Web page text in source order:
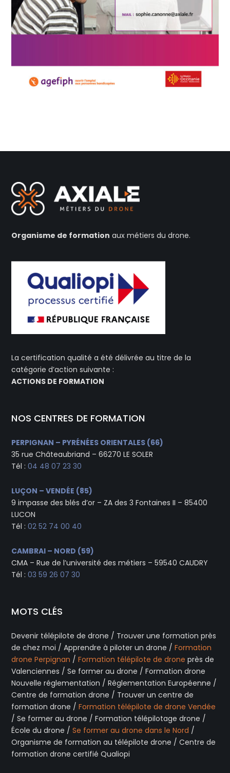
Organisme de formation aux métiers du drone.
La certification qualité a été délivrée au titre de la
catégorie d’action suivante :
ACTIONS DE FORMATION
NOS CENTRES DE FORMATION
PERPIGNAN – PYRÉNÉES ORIENTALES (66)
35 rue Châteaubriand – 66270 LE SOLER
Tél :04 48 07 23 30
LUÇON – VENDÉE (85)
9 impasse des blés d’or – ZA des 3 Fontaines II – 85400
LUCON
Tél :02 52 74 00 40
CAMBRAI – NORD (59)
CMA – Rue de l’université des métiers – 59540 CAUDRY
Tél :03 59 26 07 30
MOTS CLÉS
Devenir télépilote de drone / Trouver une formation près
de chez moi / Apprendre à piloter un drone /Formation
drone Perpignan /Formation télépilote de drone près de
Valenciennes / Se former au drone / Formation drone
Nouvelle réglementation / Réglementation Européenne /
Centre de formation drone / Trouver un centre de
formation drone /Formation télépilote de drone Vendée
/ Se former au drone / Formation télépilotage drone /
École du drone /Se former au drone dans le Nord /
Organisme de formation au télépilote drone / Centre de
formation drone certifié Qualiopi